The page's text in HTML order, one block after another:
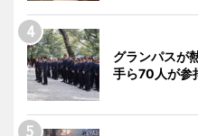
グランパスが
手ら70人が参